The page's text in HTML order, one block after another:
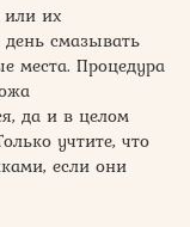
или их
смазывать
места. Процедура
да и в целом
учтите, что
если они